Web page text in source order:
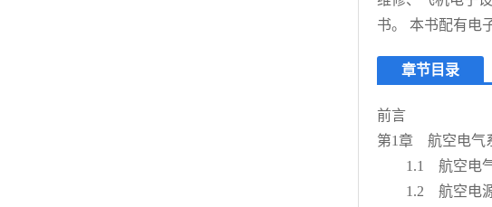
书。 本书配有电
章节目录
前言
第1章 航空电气
1.1 航空电气
1.2 航空电源